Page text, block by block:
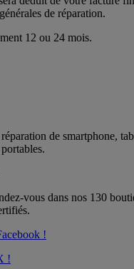
de réparation.
12 ou 24 mois.
de smartphone,
vous dans nos 130
!
!